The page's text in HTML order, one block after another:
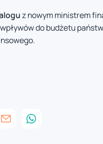
z nowym ministrem
do budżetu